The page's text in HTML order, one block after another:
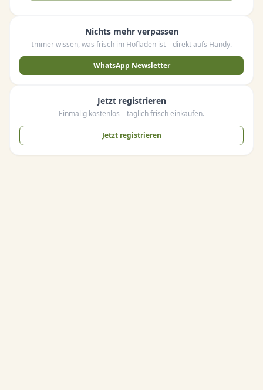
Nichts mehr verpassen
Immer wissen, was frisch im Hofladen ist – direkt aufs Handy.
WhatsApp Newsletter
Jetzt registrieren
Einmalig kostenlos – täglich frisch einkaufen.
Jetzt registrieren